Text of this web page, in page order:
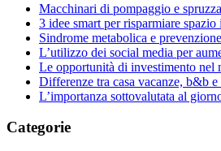
Macchinari di pompaggio e
3 idee smart per risparmiare spazio
Sindrome metabolica e
L’utilizzo dei social media per
Le opportunità di investimento nel
Differenze tra casa vacanze, b&b
L’importanza sottovalutata al
Categorie